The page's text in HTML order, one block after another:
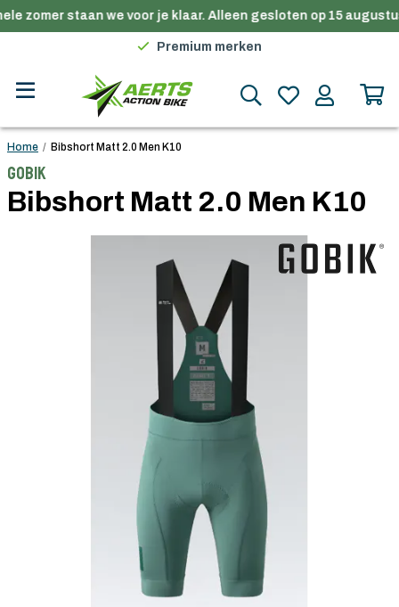
zomer staan we voor je klaar. Alleen gesloten op 15
Gratis verzending in België vanaf €100
Premium merken
Gratis verzending in België vanaf €100
Home / Bibshort Matt 2.0 Men K10
Gobik
Bibshort Matt 2.0 Men K10